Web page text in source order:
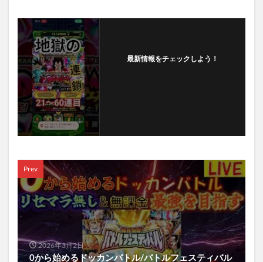
最新情報をチェックしよう！
Prev
2026年3月2日
0から始めるドッカンバトル/バトルフェスティバル